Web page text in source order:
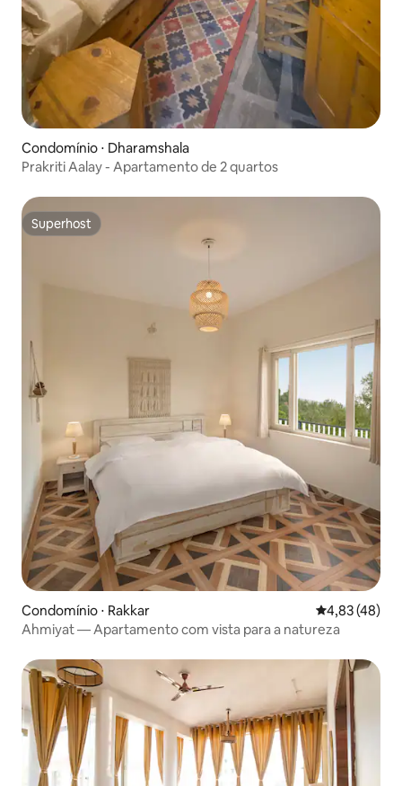
Condomínio ⋅ Dharamshala
Prakriti Aalay - Apartamento de 2 quartos
Superhost
Superhost
Condomínio ⋅ Rakkar 4,83 de uma
4,83 (48)
Ahmiyat — Apartamento com vista para a natureza